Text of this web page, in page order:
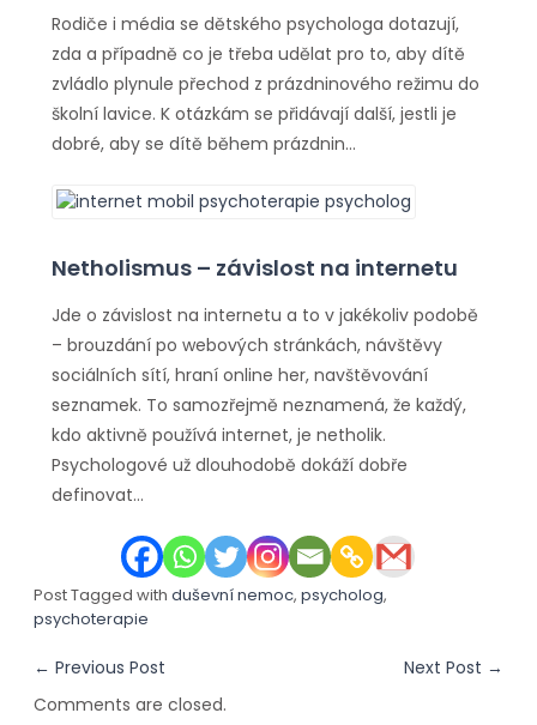
Rodiče i média se dětského psychologa dotazují,
zda a případně co je třeba udělat pro to, aby dítě
zvládlo plynule přechod z prázdninového režimu do
školní lavice. K otázkám se přidávají další, jestli je
dobré, aby se dítě během prázdnin…
Netholismus – závislost na internetu
Jde o závislost na internetu a to v jakékoliv podobě
– brouzdání po webových stránkách, návštěvy
sociálních sítí, hraní online her, navštěvování
seznamek. To samozřejmě neznamená, že každý,
kdo aktivně používá internet, je netholik.
Psychologové už dlouhodobě dokáží dobře
definovat…
Post Tagged with duševní nemoc, psycholog,
psychoterapie
← Previous Post Next Post →
Comments are closed.